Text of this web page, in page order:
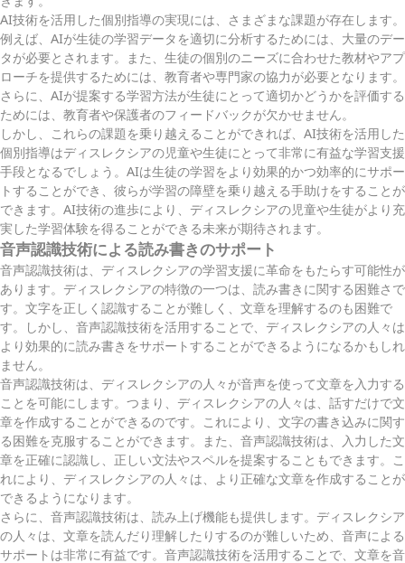
AI技術を活用した個別指導の実現には、さまざまな課題が存在します。
例えば、AIが生徒の学習データを適切に分析するためには、大量のデー
タが必要とされます。また、生徒の個別のニーズに合わせた教材やアプ
ローチを提供するためには、教育者や専門家の協力が必要となります。
さらに、AIが提案する学習方法が生徒にとって適切かどうかを評価する
ためには、教育者や保護者のフィードバックが欠かせません。
しかし、これらの課題を乗り越えることができれば、AI技術を活用した
個別指導はディスレクシアの児童や生徒にとって非常に有益な学習支援
手段となるでしょう。AIは生徒の学習をより効果的かつ効率的にサポー
トすることができ、彼らが学習の障壁を乗り越える手助けをすることが
できます。AI技術の進歩により、ディスレクシアの児童や生徒がより充
実した学習体験を得ることができる未来が期待されます。
音声認識技術による読み書きのサポート
音声認識技術は、ディスレクシアの学習支援に革命をもたらす可能性が
あります。ディスレクシアの特徴の一つは、読み書きに関する困難さで
す。文字を正しく認識することが難しく、文章を理解するのも困難で
す。しかし、音声認識技術を活用することで、ディスレクシアの人々は
より効果的に読み書きをサポートすることができるようになるかもしれ
ません。
音声認識技術は、ディスレクシアの人々が音声を使って文章を入力する
ことを可能にします。つまり、ディスレクシアの人々は、話すだけで文
章を作成することができるのです。これにより、文字の書き込みに関す
る困難を克服することができます。また、音声認識技術は、入力した文
章を正確に認識し、正しい文法やスペルを提案することもできます。こ
れにより、ディスレクシアの人々は、より正確な文章を作成することが
できるようになります。
さらに、音声認識技術は、読み上げ機能も提供します。ディスレクシア
の人々は、文章を読んだり理解したりするのが難しいため、音声による
サポートは非常に有益です。音声認識技術を活用することで、文章を音